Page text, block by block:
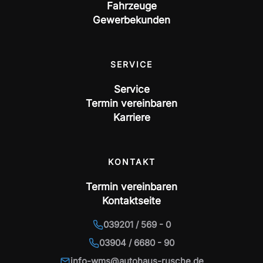
Fahrzeuge
Gewerbekunden
SERVICE
Service
Termin vereinbaren
Karriere
KONTAKT
Termin vereinbaren
Kontaktseite
039201 / 569 - 0
03904 / 6680 - 90